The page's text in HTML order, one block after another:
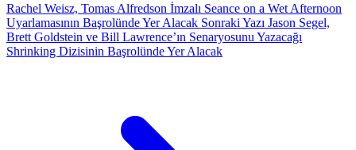
Rachel Weisz, Tomas Alfredson İmzalı Seance on a Wet Afternoon
Uyarlamasının Başrolünde Yer Alacak Sonraki Yazı Jason Segel,
Brett Goldstein ve Bill Lawrence’ın Senaryosunu Yazacağı
Shrinking Dizisinin Başrolünde Yer Alacak